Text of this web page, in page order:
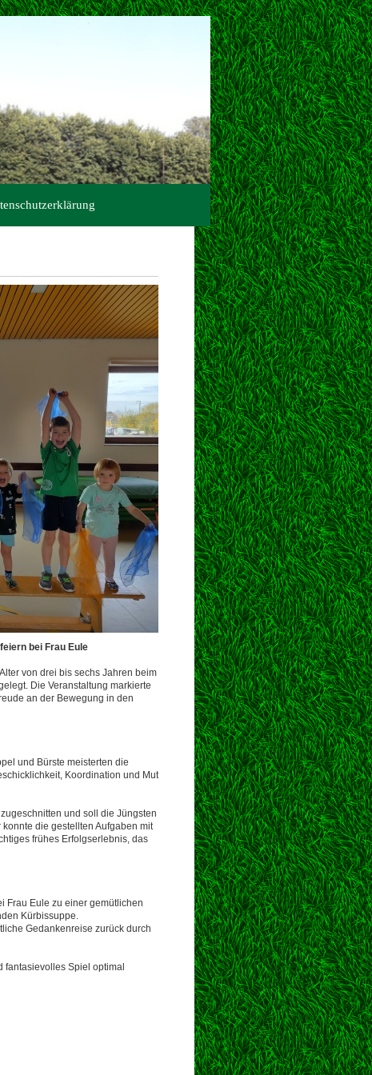
bei Frau Eule
von drei bis sechs Jahren beim
Die Veranstaltung markierte
an der Bewegung in den
und Bürste meisterten die
Koordination und Mut
und soll die Jüngsten
die gestellten Aufgaben mit
frühes Erfolgserlebnis, das
Frau Eule zu einer gemütlichen
Kürbissuppe.
Gedankenreise zurück durch
fantasievolles Spiel optimal